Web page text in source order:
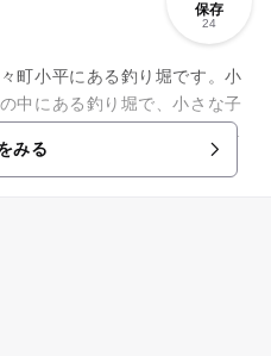
保存
24
町小平にある釣り堀です。小
中にある釣り堀で、小さな子
には多くの家族連れでにぎわ
みる